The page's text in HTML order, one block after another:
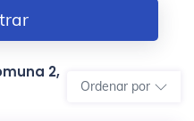
2,
Ordenar por